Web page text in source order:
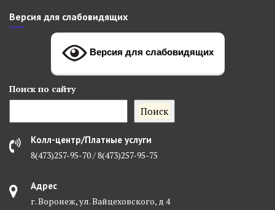
Версия для слабовидящих
Версия для слабовидящих
Поиск по сайту
Поиск
Колл-центр/Платные услуги
8(473)257-95-70 / 8(473)257-95-75
Адрес
г. Воронеж, ул. Вайцеховского, д 4